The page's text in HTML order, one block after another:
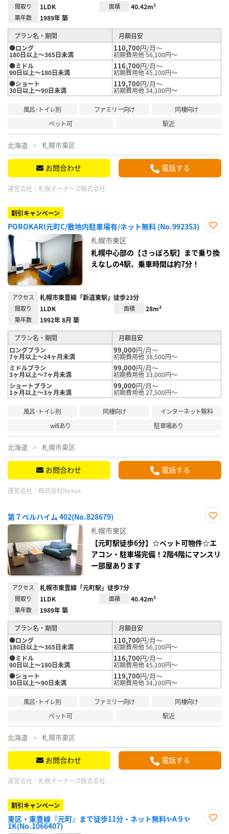
間取り 1LDK 面積 40.42m²
築年数 1989年 築
プラン名・期間
月額目安
●ロング
180日以上～365日未満
110,700円/月～
初期費用他 56,100円～
●ミドル
90日以上～180日未満
116,700円/月～
初期費用他 45,100円～
●ショート
30日以上～90日未満
119,700円/月～
初期費用他 34,100円～
風呂･トイレ別 ファミリー向け
同棲向け
ペット可
駅近
北海道 札幌市東区
お問合わせ 電話する
運営会社： 札幌オーナーズ株式会社
割引キャンペーン
POROKARI元町C/敷地内駐車場有/ネット無料 (No.992353)
り登
録
札幌市東区
札幌中心部の【さっぽろ駅】まで乗り換
えなしの4駅、乗車時間は約7分！
アクセス 札幌市東豊線「新道東駅」徒歩23分
間取り 1LDK 面積 28m²
築年数 1992年 8月 築
プラン名・期間
月額目安
ロングプラン
7ヶ月以上～24ヶ月未満
99,000円/月～
初期費用他 38,500円～
ミドルプラン
3ヶ月以上～7ヶ月未満
99,000円/月～
初期費用他 33,000円～
ショートプラン
1ヶ月以上～3ヶ月未満
99,000円/月～
初期費用他 27,500円～
風呂･トイレ別 同棲向け
インターネット無料
wifiあり
駐車場あり
北海道 札幌市東区
お問合わせ 電話する
運営会社： 株式会社Nexus
第７ベルハイム 402(No.828679)
り登
録
札幌市東区
【元町駅徒歩6分】☆ペット可物件☆エ
アコン・駐車場完備！2階4階にマンスリ
ー部屋あります
アクセス 札幌市東豊線「元町駅」徒歩7分
間取り 1LDK 面積 40.42m²
築年数 1989年 築
プラン名・期間
月額目安
●ロング
180日以上～365日未満
110,700円/月～
初期費用他 56,100円～
●ミドル
90日以上～180日未満
116,700円/月～
初期費用他 45,100円～
●ショート
30日以上～90日未満
119,700円/月～
初期費用他 34,100円～
風呂･トイレ別 ファミリー向け
同棲向け
ペット可
駅近
北海道 札幌市東区
お問合わせ 電話する
運営会社： 札幌オーナーズ株式会社
割引キャンペーン
東区・東豊線『元町』まで徒歩11分・ネット無料✨A９✨
1K(No.1066407)